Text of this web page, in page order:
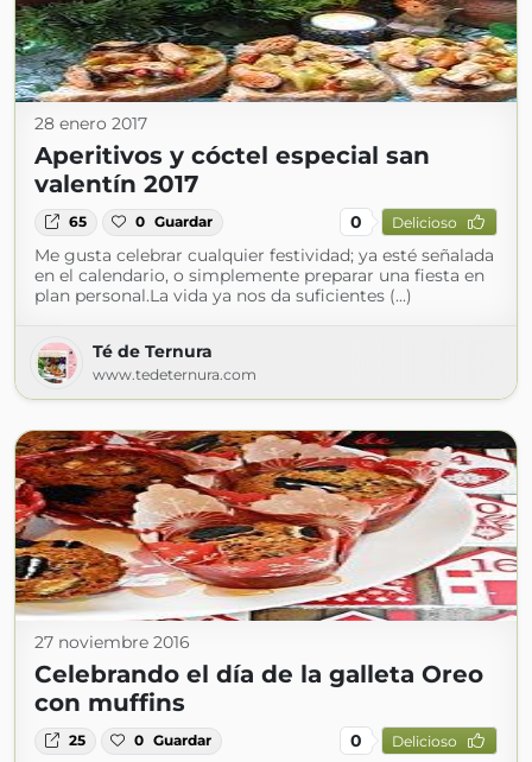
28 enero 2017
Aperitivos y cóctel especial san
valentín 2017
65 0 Guardar 0 Delicioso
Me gusta celebrar cualquier festividad; ya esté señalada
en el calendario, o simplemente preparar una fiesta en
plan personal.La vida ya nos da suficientes (...)
Té de Ternura
www.tedeternura.com
27 noviembre 2016
Celebrando el día de la galleta Oreo
con muffins
25 0 Guardar 0 Delicioso